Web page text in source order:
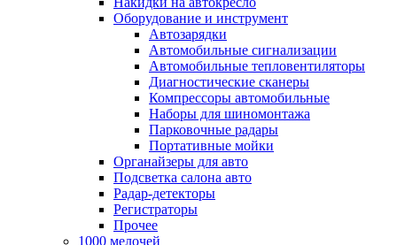
Оборудование и инструмент
Автозарядки
Автомобильные сигнализации
Автомобильные тепловентиляторы
Диагностические сканеры
Компрессоры автомобильные
Наборы для шиномонтажа
Парковочные радары
Портативные мойки
Органайзеры для авто
Подсветка салона авто
Радар-детекторы
Регистраторы
Прочее
1000 мелочей